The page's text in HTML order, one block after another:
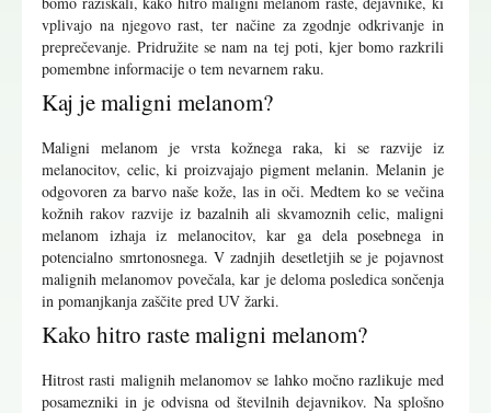
vplivajo na njegovo rast, ter načine za zgodnje odkrivanje in
preprečevanje. Pridružite se nam na tej poti, kjer bomo razkrili
pomembne informacije o tem nevarnem raku.
Kaj je maligni melanom?
Maligni melanom je vrsta kožnega raka, ki se razvije iz
melanocitov, celic, ki proizvajajo pigment melanin. Melanin je
odgovoren za barvo naše kože, las in oči. Medtem ko se večina
kožnih rakov razvije iz bazalnih ali skvamoznih celic, maligni
melanom izhaja iz melanocitov, kar ga dela posebnega in
potencialno smrtonosnega. V zadnjih desetletjih se je pojavnost
malignih melanomov povečala, kar je deloma posledica sončenja
in pomanjkanja zaščite pred UV žarki.
Kako hitro raste maligni melanom?
Hitrost rasti malignih melanomov se lahko močno razlikuje med
posamezniki in je odvisna od številnih dejavnikov. Na splošno